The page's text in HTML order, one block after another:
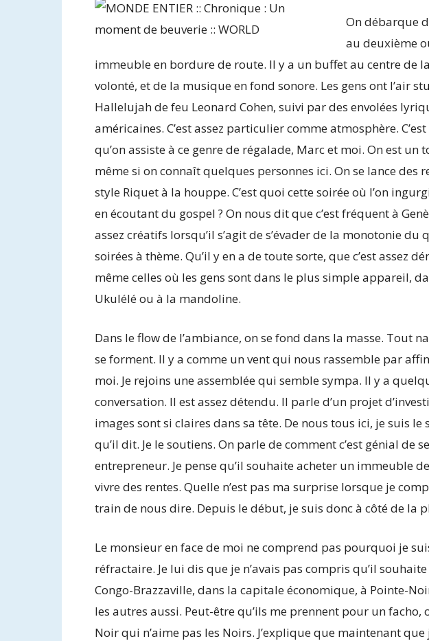
On débarque
au deuxième
immeuble en bordure de route. Il y a un buffet au centre de
volonté, et de la musique en fond sonore. Les gens ont l’air
Hallelujah de feu Leonard Cohen, suivi par des envolées
américaines. C’est assez particulier comme atmosphère.
qu’on assiste à ce genre de régalade, Marc et moi. On est
même si on connaît quelques personnes ici. On se lance des
style Riquet à la houppe. C’est quoi cette soirée où l’on
en écoutant du gospel ? On nous dit que c’est fréquent à
assez créatifs lorsqu’il s’agit de s’évader de la monotonie du
soirées à thème. Qu’il y en a de toute sorte, que c’est assez
même celles où les gens sont dans le plus simple appareil,
Ukulélé ou à la mandoline.
Dans le flow de l’ambiance, on se fond dans la masse. Tout
se forment. Il y a comme un vent qui nous rassemble par
moi. Je rejoins une assemblée qui semble sympa. Il y a
conversation. Il est assez détendu. Il parle d’un projet
images sont si claires dans sa tête. De nous tous ici, je suis le
qu’il dit. Je le soutiens. On parle de comment c’est génial de
entrepreneur. Je pense qu’il souhaite acheter un immeuble
vivre des rentes. Quelle n’est pas ma surprise lorsque je
train de nous dire. Depuis le début, je suis donc à côté de la
Le monsieur en face de moi ne comprend pas pourquoi je
réfractaire. Je lui dis que je n’avais pas compris qu’il
Congo-Brazzaville, dans la capitale économique, à Pointe-
les autres aussi. Peut-être qu’ils me prennent pour un facho,
Noir qui n’aime pas les Noirs. J’explique que maintenant